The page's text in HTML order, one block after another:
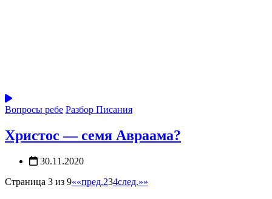
Вопросы ребе Разбор Писания
Христос — семя Авраама?
30.11.2020
Страница 3 из 9««пред.234след.»»